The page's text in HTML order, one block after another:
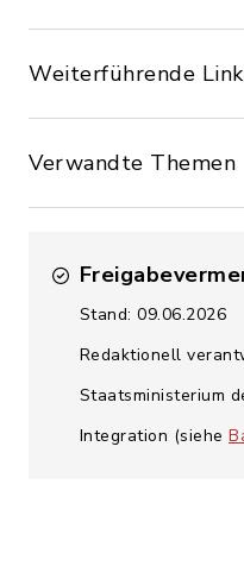
Weiterführende
Verwandte Themen
Stand: 09.06.2026
Redaktionell
Staatsministerium
Integration (siehe